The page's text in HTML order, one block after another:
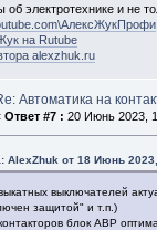
электротехнике и не
на Rutube
alexzhuk.ru
Автоматика на
Ответ #7 : 20 Июнь 2023,
AlexZhuk от 18 Июнь
выключателей
защитой" и т.п.)
блок АВР